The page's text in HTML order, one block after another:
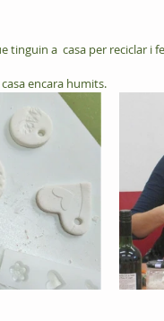
tinguin a  casa per reciclar i
encara humits.